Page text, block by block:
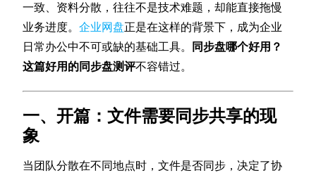
一致、资料分散，往往不是技术难题，却能直接拖慢
业务进度。企业网盘正是在这样的背景下，成为企业
日常办公中不可或缺的基础工具。
同步盘哪个好用？
这篇好用的同步盘测评不容错过。
一、开篇：文件需要同步共享的现
象
当团队分散在不同地点时，文件是否同步，决定了协